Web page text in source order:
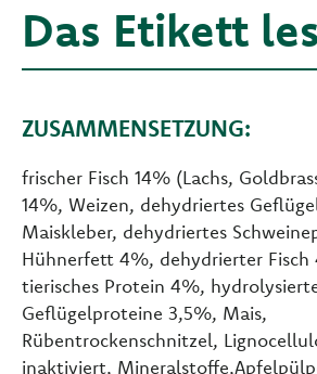
Das Etikett
ZUSAMMENSETZUNG:
frischer Fisch 14% (Lachs,
14%, Weizen, dehydriertes
Maiskleber, dehydriertes
Hühnerfett 4%, dehydrierter
tierisches Protein 4%,
Geflügelproteine 3,5%, Mais,
Rübentrockenschnitzel,
inaktiviert,